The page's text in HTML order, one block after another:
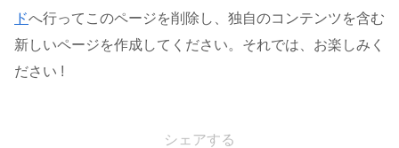
ドへ行ってこのページを削除し、独自のコンテンツを含む
新しいページを作成してください。それでは、お楽しみく
ださい !
シェアする